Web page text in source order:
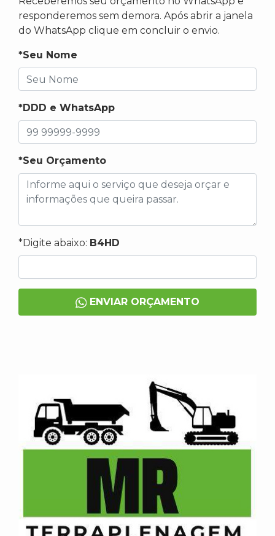
responderemos sem demora. Após abrir a janela
do WhatsApp clique em concluir o envio.
*Seu Nome
*DDD e WhatsApp
*Seu Orçamento
*Digite abaixo: B4HD
ENVIAR ORÇAMENTO